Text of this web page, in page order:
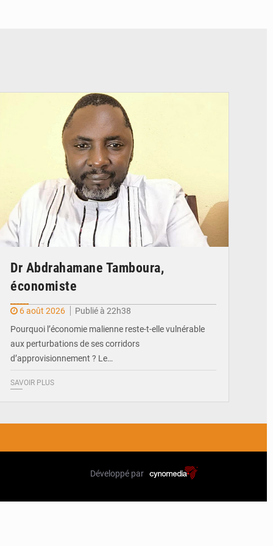
Dr Abdrahamane Tamboura,
économiste
6 août 2026
Publié à 22h38
Pourquoi l’économie malienne reste-t-elle vulnérable
aux perturbations de ses corridors
d’approvisionnement ? Le…
SAVOIR PLUS
Développé par